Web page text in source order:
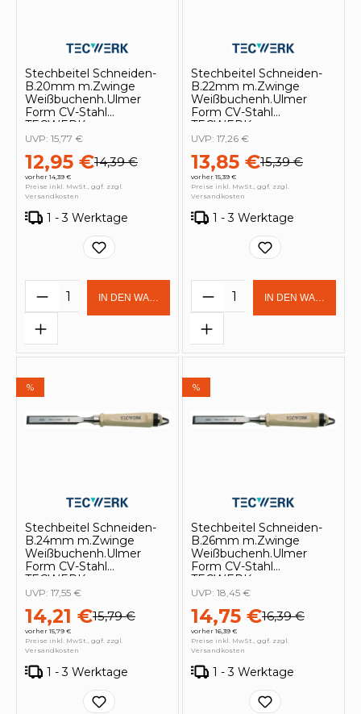
Stechbeitel Schneiden-
B.20mm m.Zwinge
Weißbuchenh.Ulmer
Form CV-Stahl
TECWERK
12,95 €14,39 €
vorher 14,39 €
UVP: 15,77 €
Preise inkl. MwSt., ggf. zzgl.
Versandkosten
1 - 3 Werktage
Produkt Anzahl: Gib den
IN DEN WARENKORB
Stechbeitel Schneiden-
B.22mm m.Zwinge
Weißbuchenh.Ulmer
Form CV-Stahl
TECWERK
13,85 €15,39 €
vorher 15,39 €
UVP: 17,26 €
Preise inkl. MwSt., ggf. zzgl.
Versandkosten
1 - 3 Werktage
Produkt Anzahl:
IN DEN
%
Stechbeitel Schneiden-
B.24mm m.Zwinge
Weißbuchenh.Ulmer
Form CV-Stahl
TECWERK
14,21 €15,79 €
vorher 15,79 €
UVP: 17,55 €
Preise inkl. MwSt., ggf. zzgl.
Versandkosten
1 - 3 Werktage
%
Stechbeitel Schneiden-
B.26mm m.Zwinge
Weißbuchenh.Ulmer
Form CV-Stahl
TECWERK
14,75 €16,39 €
vorher 16,39 €
UVP: 18,45 €
Preise inkl. MwSt., ggf. zzgl.
Versandkosten
1 - 3 Werktage